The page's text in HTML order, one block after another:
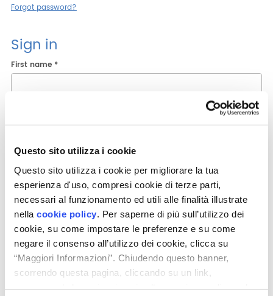
Questo sito utilizza i cookie
Questo sito utilizza i cookie per migliorare la tua
esperienza d'uso, compresi cookie di terze parti,
necessari al funzionamento ed utili alle finalità illustrate
nella cookie policy . Per saperne di più sull’utilizzo dei
cookie, su come impostare le preferenze e su come
negare il consenso all’utilizzo dei cookie, clicca su
“Maggiori Informazioni”. Chiudendo questo banner,
scorrendo questa pagina, cliccando su un link,
Company
Forgot password?
Sign in
First name *
Business name
Choose your profile